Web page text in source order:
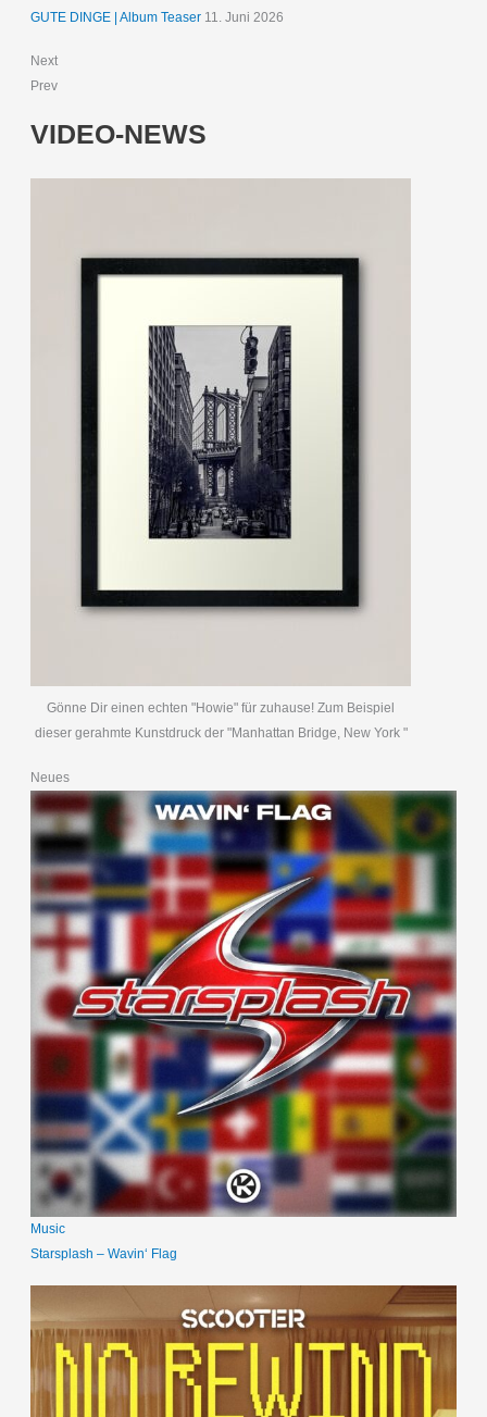
GUTE DINGE | Album Teaser 11. Juni 2026
Next
Prev
VIDEO-NEWS
Gönne Dir einen echten "Howie" für zuhause! Zum Beispiel
dieser gerahmte Kunstdruck der "Manhattan Bridge, New York "
Neues
Music
Starsplash – Wavin‘ Flag